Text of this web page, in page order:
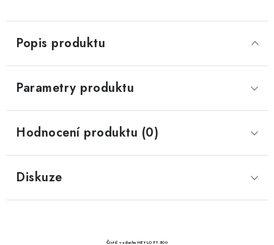
Popis produktu
Parametry produktu
Hodnocení produktu (0)
Diskuze